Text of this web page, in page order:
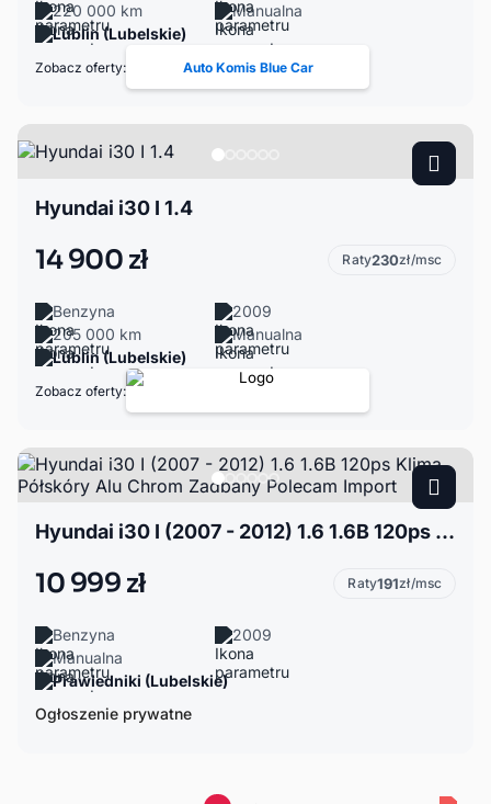
220 000 km
Manualna
Lublin (Lubelskie)
Zobacz oferty: Auto Komis Blue Car
Hyundai i30 I 1.4
14 900 zł Raty230zł/msc
Benzyna
2009
205 000 km
Manualna
Lublin (Lubelskie)
Zobacz oferty:
Hyundai i30 I (2007 - 2012) 1.6 1.6B 120ps Klima Półskóry Alu Chrom Zadbany Polecam Import
10 999 zł Raty191zł/msc
Benzyna
2009
Manualna
Prawiedniki (Lubelskie)
Ogłoszenie prywatne